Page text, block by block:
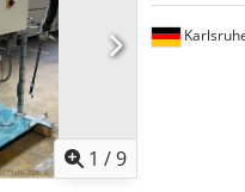
1 /9